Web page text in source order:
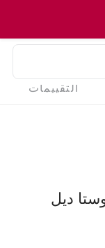
التقييمات
ديل